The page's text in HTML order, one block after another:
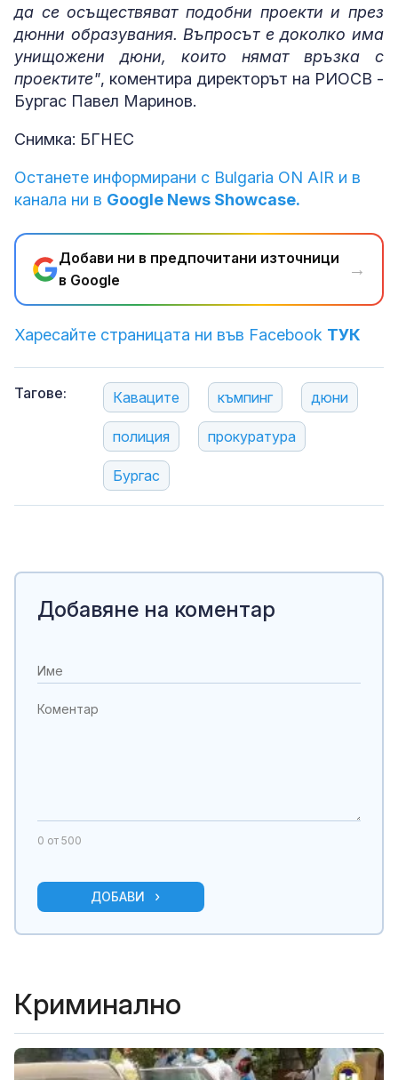
да се осъществяват подобни проекти и през
дюнни образувания. Въпросът е доколко има
унищожени дюни, които нямат връзка с
проектите", коментира директорът на РИОСВ -
Бургас Павел Маринов.
Снимка: БГНЕС
Останете информирани с Bulgaria ON AIR и в
канала ни в Google News Showcase.
Добави ни в предпочитани източници
в Google
→
Харесайте страницата ни във Facebook ТУК
Тагове: Каваците къмпинг дюни
полиция прокуратура
Бургас
Добавяне на коментар
0 от 500
ДОБАВИ
Криминално